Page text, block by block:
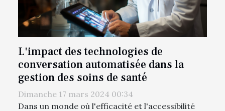
L'impact des technologies de
conversation automatisée dans la
gestion des soins de santé
Dimanche 17 mars 2024 00:34
Dans un monde où l'efficacité et l'accessibilité